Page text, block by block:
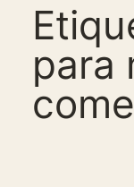
para